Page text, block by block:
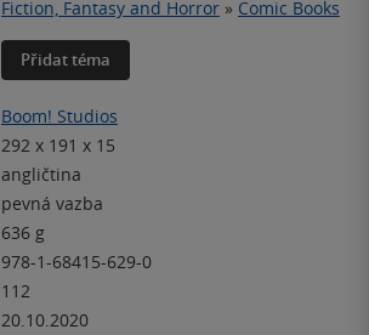
Fiction, Fantasy and Horror » Comic Books
Přidat téma
Boom! Studios
292 x 191 x 15
angličtina
pevná vazba
636 g
978-1-68415-629-0
112
20.10.2020